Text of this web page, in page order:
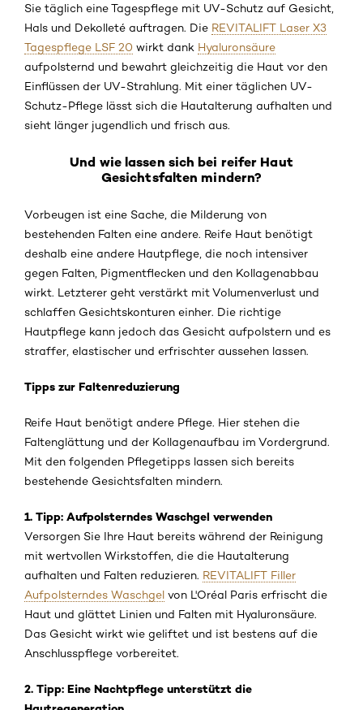
Sie täglich eine Tagespflege mit UV-Schutz auf Gesicht,
Hals und Dekolleté auftragen. Die REVITALIFT Laser X3
Tagespflege LSF 20 wirkt dank Hyaluronsäure
aufpolsternd und bewahrt gleichzeitig die Haut vor den
Einflüssen der UV-Strahlung. Mit einer täglichen UV-
Schutz-Pflege lässt sich die Hautalterung aufhalten und
sieht länger jugendlich und frisch aus.
Und wie lassen sich bei reifer Haut
Gesichtsfalten mindern?
Vorbeugen ist eine Sache, die Milderung von
bestehenden Falten eine andere. Reife Haut benötigt
deshalb eine andere Hautpflege, die noch intensiver
gegen Falten, Pigmentflecken und den Kollagenabbau
wirkt. Letzterer geht verstärkt mit Volumenverlust und
schlaffen Gesichtskonturen einher. Die richtige
Hautpflege kann jedoch das Gesicht aufpolstern und es
straffer, elastischer und erfrischter aussehen lassen.
Tipps zur Faltenreduzierung
Reife Haut benötigt andere Pflege. Hier stehen die
Faltenglättung und der Kollagenaufbau im Vordergrund.
Mit den folgenden Pflegetipps lassen sich bereits
bestehende Gesichtsfalten mindern.
1. Tipp: Aufpolsterndes Waschgel verwenden
Versorgen Sie Ihre Haut bereits während der Reinigung
mit wertvollen Wirkstoffen, die die Hautalterung
aufhalten und Falten reduzieren. REVITALIFT Filler
Aufpolsterndes Waschgel von L'Oréal Paris erfrischt die
Haut und glättet Linien und Falten mit Hyaluronsäure.
Das Gesicht wirkt wie geliftet und ist bestens auf die
Anschlusspflege vorbereitet.
2. Tipp: Eine Nachtpflege unterstützt die